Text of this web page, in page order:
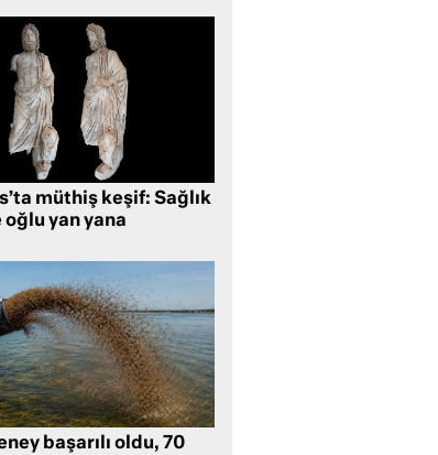
müthiş keşif: Sağlık
oğlu yan yana
başarılı oldu, 70